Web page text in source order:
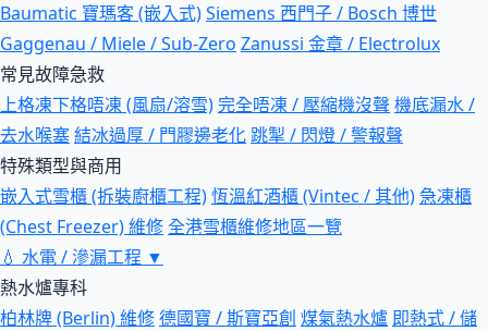
Baumatic 寶瑪客 (嵌入式)Siemens 西門子 / Bosch 博世
Gaggenau / Miele / Sub-Zero Zanussi 金章 / Electrolux
常見故障急救
上格凍下格唔凍 (風扇/溶雪)完全唔凍 / 壓縮機沒聲 機底漏水 /
去水喉塞結冰過厚 / 門膠邊老化跳掣 / 閃燈 / 警報聲
特殊類型與商用
嵌入式雪櫃 (拆裝廚櫃工程)恆溫紅酒櫃 (Vintec / 其他)急凍櫃
(Chest Freezer) 維修全港雪櫃維修地區一覽
💧 水電 / 滲漏工程 ▼
熱水爐專科
柏林牌 (Berlin) 維修德國寶 / 斯寶亞創 煤氣熱水爐 即熱式 / 儲